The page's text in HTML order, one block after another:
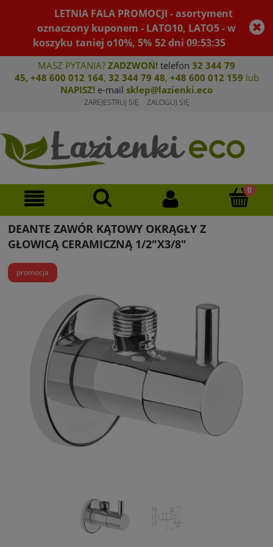
LETNIA FALA PROMOCJI - asortyment
oznaczony kuponem - LATO10, LATO5 - w
koszyku taniej o10%, 5% 52dni09:53:35
MASZ PYTANIA? ZADZWOŃ! telefon 32 344 79
45, +48 600 012 164, 32 344 79 48, +48 600 012 159 lub
NAPISZ! e-mail sklep@lazienki.eco
ZAREJESTRUJ SIĘ ZALOGUJ SIĘ
DEANTE ZAWÓR KĄTOWY OKRĄGŁY Z
GŁOWICĄ CERAMICZNĄ 1/2"X3/8"
promocja